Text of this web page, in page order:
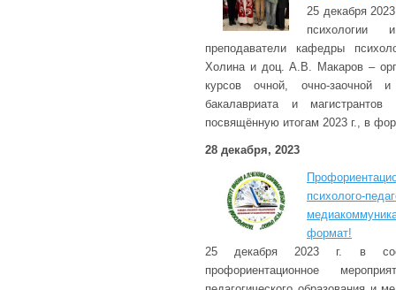
25 декабря
психологии
преподаватели кафедры
Холина и доц. А.В. Макаров –
курсов очной, очно-заочной
бакалавриата и
посвящённую итогам 2023 г., в
28 декабря, 2023
психолого-
формат!
25 декабря 2023 г. в
профориентационное